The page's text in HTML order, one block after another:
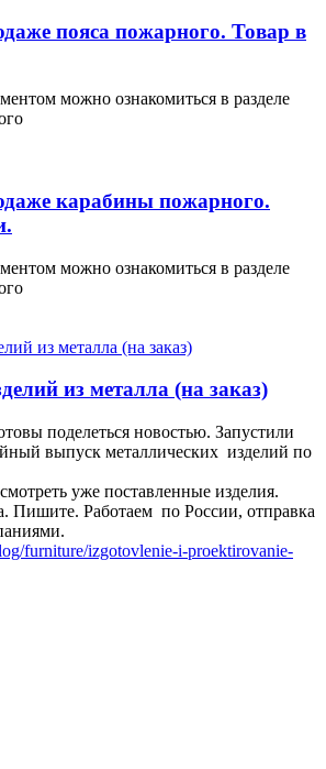
пояса пожарного. Товар в
можно ознакомиться в разделе
карабины пожарного.
можно ознакомиться в разделе
из металла (на заказ)
поделеться новостью. Запустили
выпуск металлических изделий по
уже поставленные изделия.
Пишите. Работаем по России, отправка
furniture/izgotovlenie-i-proektirovanie-